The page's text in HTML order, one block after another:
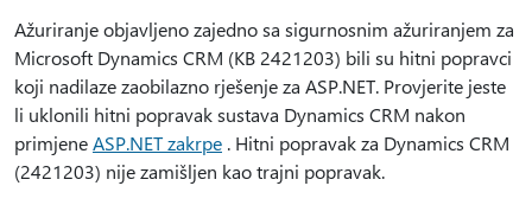
Ažuriranje objavljeno zajedno sa sigurnosnim ažuriranjem za
Microsoft Dynamics CRM (KB 2421203) bili su hitni popravci
koji nadilaze zaobilazno rješenje za ASP.NET. Provjerite jeste
li uklonili hitni popravak sustava Dynamics CRM nakon
primjeneASP.NET zakrpe . Hitni popravak za Dynamics CRM
(2421203) nije zamišljen kao trajni popravak.